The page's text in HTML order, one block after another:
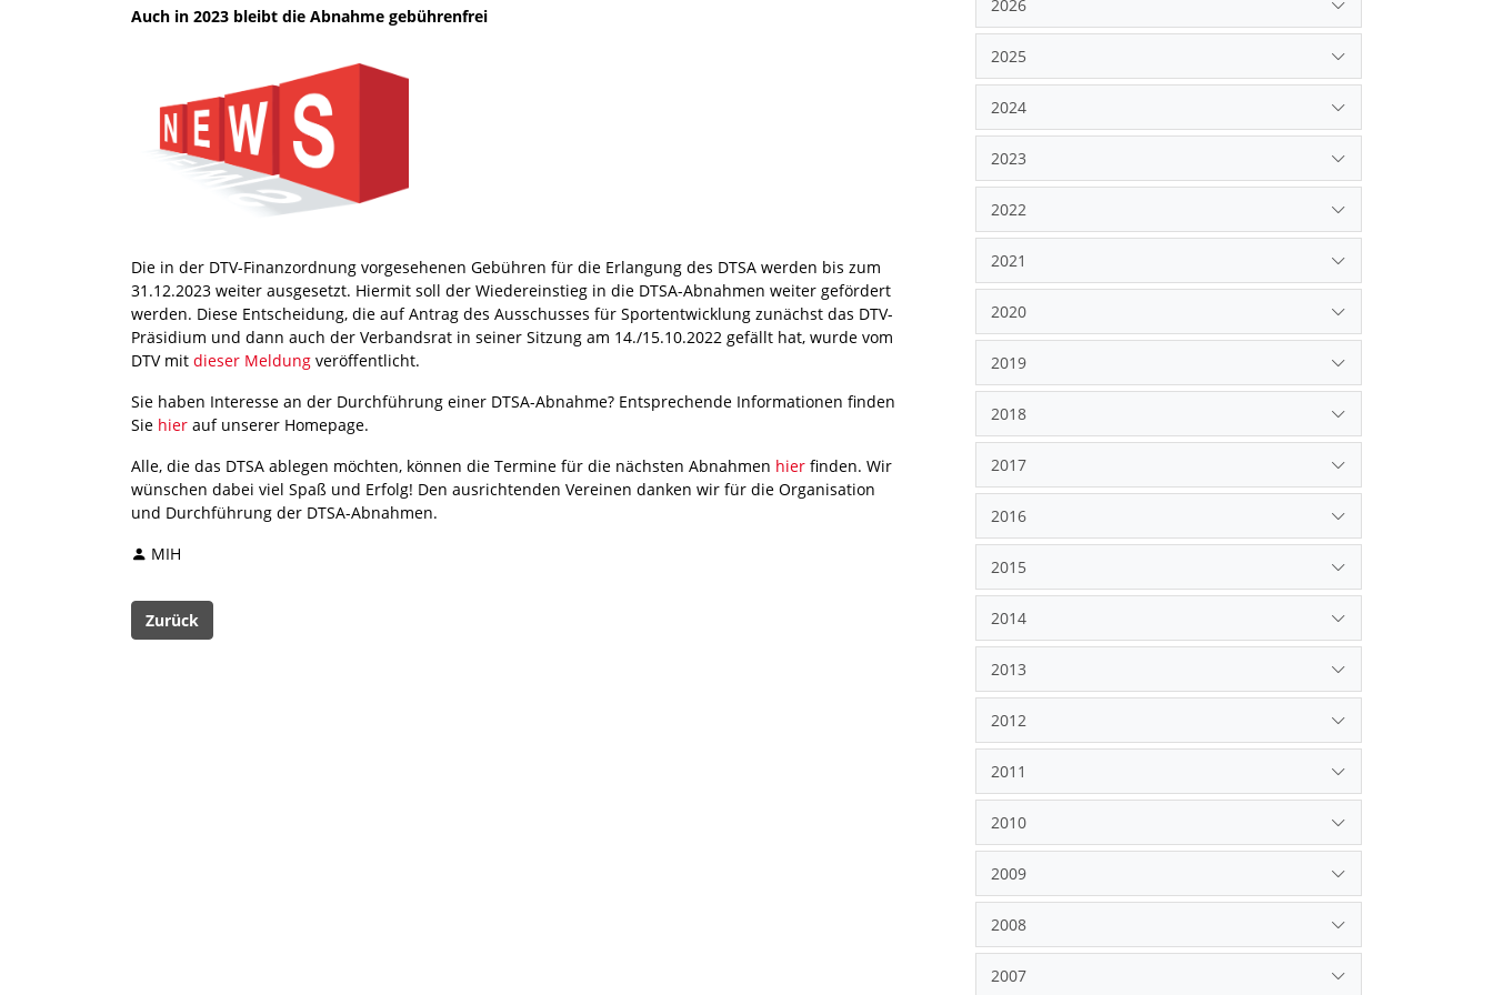
Auch in 2023 bleibt die Abnahme gebührenfrei
Die in der DTV-Finanzordnung vorgesehenen Gebühren für die Erlangung des DTSA werden bis zum
31.12.2023 weiter ausgesetzt. Hiermit soll der Wiedereinstieg in die DTSA-Abnahmen weiter gefördert
werden. Diese Entscheidung, die auf Antrag des Ausschusses für Sportentwicklung zunächst das DTV-
Präsidium und dann auch der Verbandsrat in seiner Sitzung am 14./15.10.2022 gefällt hat, wurde vom
DTV mit dieser Meldung veröffentlicht.
Sie haben Interesse an der Durchführung einer DTSA-Abnahme? Entsprechende Informationen finden
Sie hier auf unserer Homepage.
Alle, die das DTSA ablegen möchten, können die Termine für die nächsten Abnahmen hier finden. Wir
wünschen dabei viel Spaß und Erfolg! Den ausrichtenden Vereinen danken wir für die Organisation
und Durchführung der DTSA-Abnahmen.
MIH
Zurück
2026
2025
2024
2023
2022
2021
2020
2019
2018
2017
2016
2015
2014
2013
2012
2011
2010
2009
2008
2007